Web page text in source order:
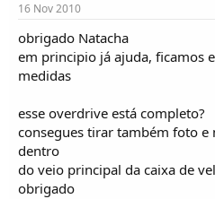
16 Nov 2010
obrigado Natacha
em principio já ajuda, ficamos
medidas
esse overdrive está completo?
consegues tirar também foto e
dentro
do veio principal da caixa de
obrigado